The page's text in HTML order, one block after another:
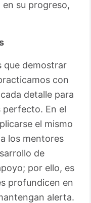
su progreso,
que demostrar
con
detalle para
perfecto. En el
el mismo
los mentores
de
por ello, es
profundicen en
alerta.